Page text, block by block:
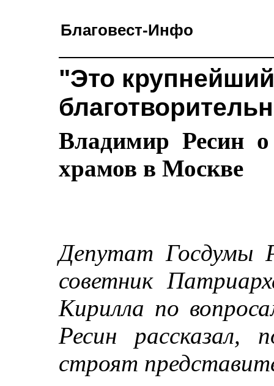
Благовест-Инфо
"Это
Владимир Ресин о
храмов в Москве
Депутат Госдумы
советник
Кирилла по
Ресин рассказал,
строят